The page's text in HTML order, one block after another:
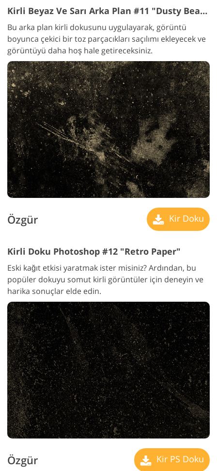
Kirli Beyaz Ve Sarı Arka Plan #11 "Dusty Beauty"
Bu arka plan kirli dokusunu uygulayarak, görüntü
boyunca çekici bir toz parçacıkları saçılımı ekleyecek ve
görüntüyü daha hoş hale getireceksiniz.
Özgür Kir Doku
Kirli Doku Photoshop #12 "Retro Paper"
Eski kağıt etkisi yaratmak ister misiniz? Ardından, bu
popüler dokuyu somut kirli görüntüler için deneyin ve
harika sonuçlar elde edin.
Özgür Kir PS Doku